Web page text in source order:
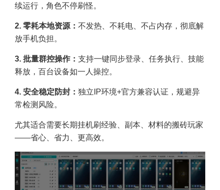
续运行，角色不停刷怪。
2. 零耗本地资源： 不发热、不耗电、不占内存，彻底解
放手机负担。
3. 批量群控操作： 支持一键同步登录、任务执行、技能
释放，百台设备如一人操控。
4. 安全稳定防封： 独立IP环境+官方兼容认证，规避异
常检测风险。
尤其适合需要长期挂机刷经验、副本、材料的搬砖玩家
——省心、省力、更高效。